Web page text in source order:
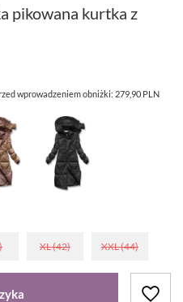
pikowana kurtka z
wprowadzeniem obniżki: 279,90 PLN
XL (42) XXL (44)